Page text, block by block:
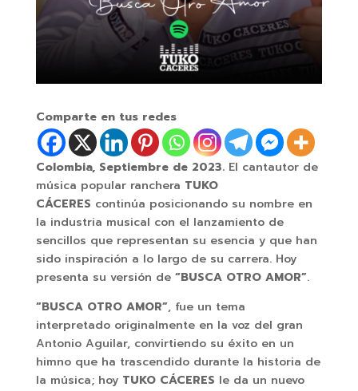
Comparte en tus redes
Colombia, Septiembre de 2023.El cantautor de
música popular ranchera TUKO
CÁCERES continúa posicionando su nombre en
la industria musical con el lanzamiento de
sencillos que representan su esencia y que han
sido inspiración a lo largo de su carrera. Hoy
presenta su versión de “BUSCA OTRO AMOR”.
“BUSCA OTRO AMOR”, fue un tema
interpretado originalmente en la voz del gran
Antonio Aguilar, convirtiendo su éxito en un
himno que ha trascendido durante la historia de
la música; hoy TUKO CÁCERES le da un nuevo